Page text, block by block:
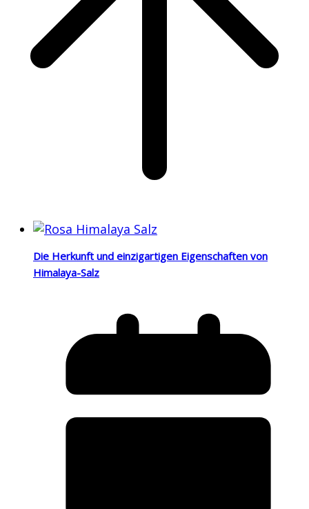
Die Herkunft und einzigartigen Eigenschaften von
Himalaya-Salz